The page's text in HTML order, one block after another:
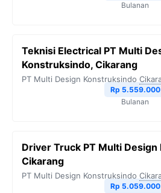
Bulanan
Teknisi Electrical PT Multi
Konstruksindo, Cikarang
PT Multi Design Konstruksindo
Rp 5.559.000
Bulanan
Driver Truck PT Multi
Cikarang
PT Multi Design Konstruksindo
Rp 5.059.000